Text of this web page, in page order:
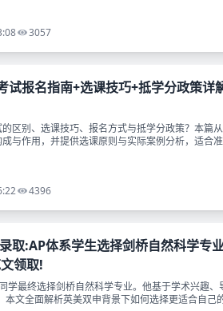
3057
试报名指南+选课技巧+抵学分政策详
区别、选课技巧、报名方式与抵学分政策？本篇
与作用，并提供选课原则与实际案例分析，适合
4396
取:AP体系学生选择剑桥自然科学专
领取!
学最终选择剑桥自然科学专业。他基于学术兴趣、
本文全面解析英美双申背景下如何选择更适合自己